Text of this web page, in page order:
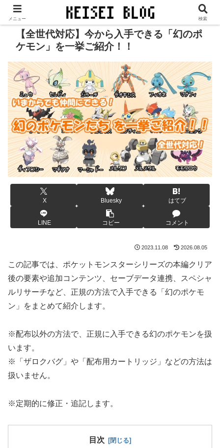
当サイトは、広告／PR等が表示されます。
【全世代対応】今から入手できる「幻のポ
ケモン」を一挙ご紹介！！
X Bluesky はてブ
LINE コピー コメント
2023.11.08 2026.08.05
この記事では、ポケットモンスターシリーズの本編クリア
後の要素や追加コンテンツ、セーブデータ連携、スペシャ
ルリサーチなど、正規の方法で入手できる「幻のポケモ
ン」をまとめて紹介します。
※配布以外の方法で、正規に入手できる幻のポケモンを扱
います。
※「ザロクバグ」や「配布用カートリッジ」などの方法は
扱いません。
※定期的に修正・追記します。
目次
メニュー 検索